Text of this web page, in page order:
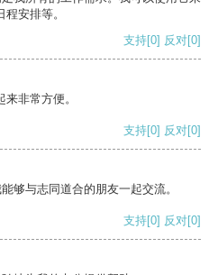
安排等。
支持[0] 反对[0]
非常方便。
支持[0] 反对[0]
够与志同道合的朋友一起交流。
支持[0] 反对[0]